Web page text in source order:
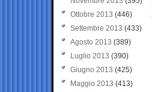
Ottobre 2013 (446)
Settembre 2013 (433)
Agosto 2013 (389)
Luglio 2013 (390)
Giugno 2013 (425)
Maggio 2013 (413)